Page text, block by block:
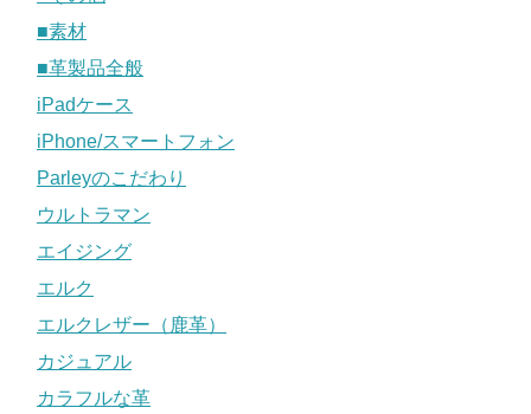
■素材
■革製品全般
iPadケース
iPhone/スマートフォン
Parleyのこだわり
ウルトラマン
エイジング
エルク
エルクレザー（鹿革）
カジュアル
カラフルな革